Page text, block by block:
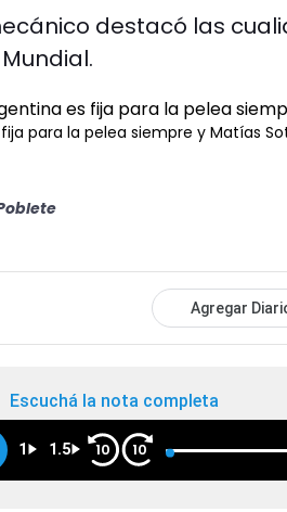
destacó las
para la pelea siempre y Matías
Agregar
Escuchá la nota completa
1 1.5 10 10